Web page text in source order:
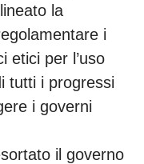
la
i
etici per l’uso
tutti i progressi
i governi
il governo